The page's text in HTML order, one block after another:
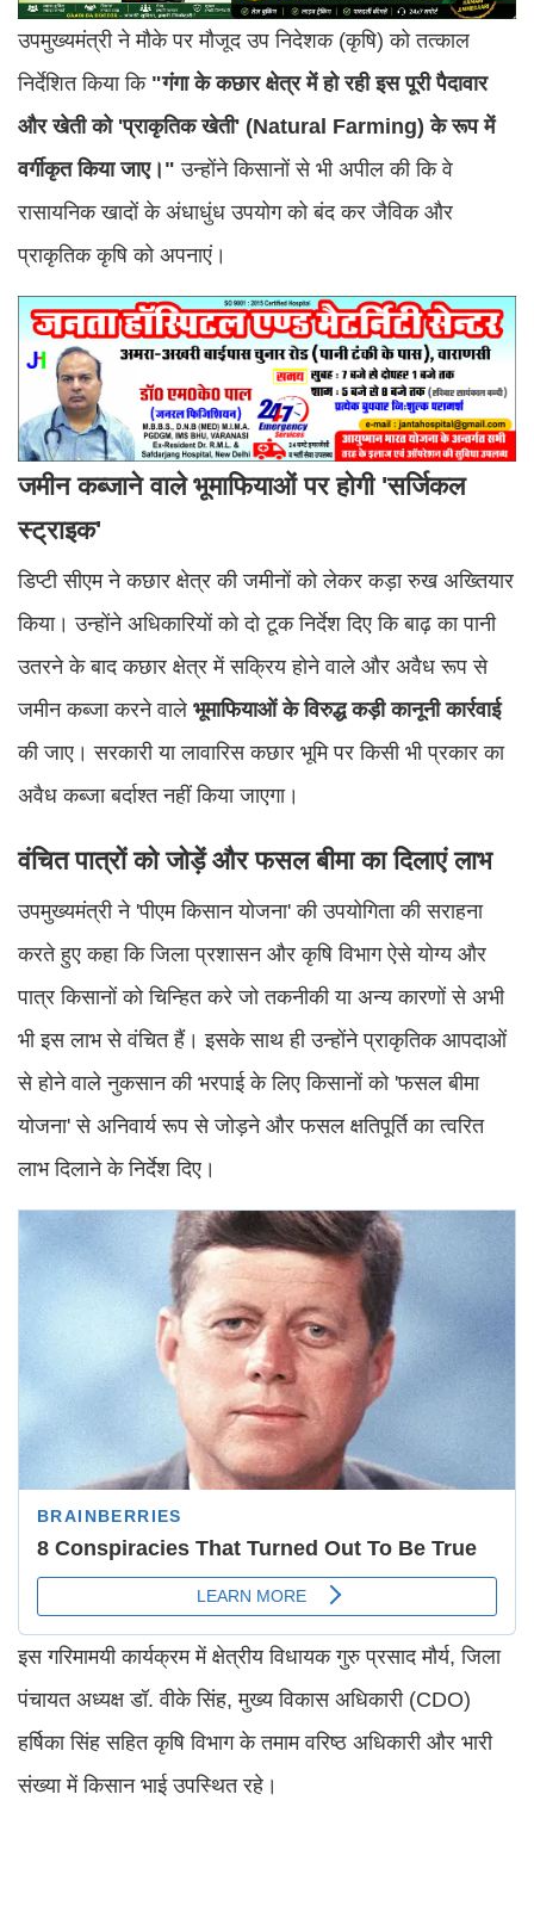
उपमुख्यमंत्री ने मौके पर मौजूद उप निदेशक (कृषि) को तत्काल
निर्देशित किया कि "गंगा के कछार क्षेत्र में हो रही इस पूरी पैदावार
और खेती को 'प्राकृतिक खेती' (Natural Farming) के रूप में
वर्गीकृत किया जाए।" उन्होंने किसानों से भी अपील की कि वे
रासायनिक खादों के अंधाधुंध उपयोग को बंद कर जैविक और
प्राकृतिक कृषि को अपनाएं।
जमीन कब्जाने वाले भूमाफियाओं पर होगी 'सर्जिकल
स्ट्राइक'
डिप्टी सीएम ने कछार क्षेत्र की जमीनों को लेकर कड़ा रुख अख्तियार
किया। उन्होंने अधिकारियों को दो टूक निर्देश दिए कि बाढ़ का पानी
उतरने के बाद कछार क्षेत्र में सक्रिय होने वाले और अवैध रूप से
जमीन कब्जा करने वाले भूमाफियाओं के विरुद्ध कड़ी कानूनी कार्रवाई
की जाए। सरकारी या लावारिस कछार भूमि पर किसी भी प्रकार का
अवैध कब्जा बर्दाश्त नहीं किया जाएगा।
वंचित पात्रों को जोड़ें और फसल बीमा का दिलाएं लाभ
उपमुख्यमंत्री ने 'पीएम किसान योजना' की उपयोगिता की सराहना
करते हुए कहा कि जिला प्रशासन और कृषि विभाग ऐसे योग्य और
पात्र किसानों को चिन्हित करे जो तकनीकी या अन्य कारणों से अभी
भी इस लाभ से वंचित हैं। इसके साथ ही उन्होंने प्राकृतिक आपदाओं
से होने वाले नुकसान की भरपाई के लिए किसानों को 'फसल बीमा
योजना' से अनिवार्य रूप से जोड़ने और फसल क्षतिपूर्ति का त्वरित
लाभ दिलाने के निर्देश दिए।
इस गरिमामयी कार्यक्रम में क्षेत्रीय विधायक गुरु प्रसाद मौर्य, जिला
पंचायत अध्यक्ष डॉ. वीके सिंह, मुख्य विकास अधिकारी (CDO)
हर्षिका सिंह सहित कृषि विभाग के तमाम वरिष्ठ अधिकारी और भारी
संख्या में किसान भाई उपस्थित रहे।